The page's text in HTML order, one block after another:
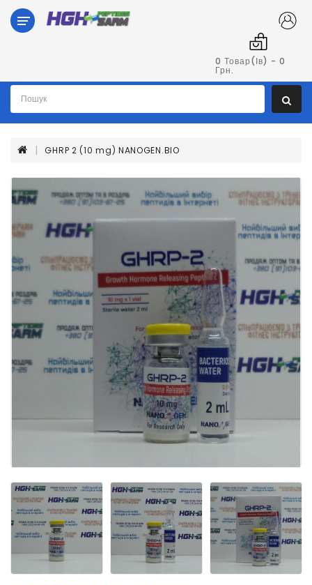
Категорії
Пептиди
0 Товар(ів) - 0
Грн.
GHRP 2 (10 mg) NANOGEN.BIO